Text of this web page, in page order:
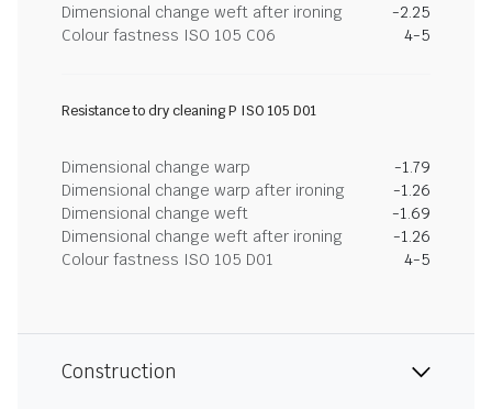
Dimensional change weft after ironing
-2.25
Colour fastness ISO 105 C06
4-5
Resistance to dry cleaning P ISO 105 D01
Dimensional change warp
-1.79
Dimensional change warp after ironing
-1.26
Dimensional change weft
-1.69
Dimensional change weft after ironing
-1.26
Colour fastness ISO 105 D01
4-5
Construction